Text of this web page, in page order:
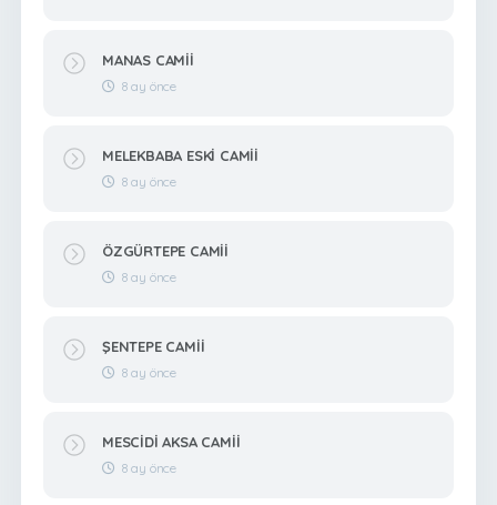
MANAS CAMİİ
8 ay önce
MELEKBABA ESKİ CAMİİ
8 ay önce
ÖZGÜRTEPE CAMİİ
8 ay önce
ŞENTEPE CAMİİ
8 ay önce
MESCİDİ AKSA CAMİİ
8 ay önce